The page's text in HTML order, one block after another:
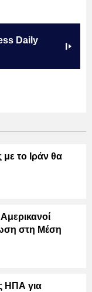
Daily
το Ιράν θα
στη Μέση
ΗΠΑ για